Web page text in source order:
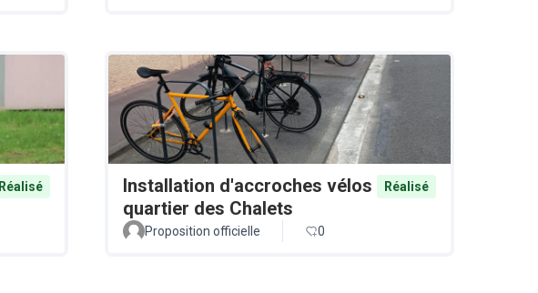
Réalisé
Installation d'accroches vélos
quartier des Chalets
Réalisé
Proposition officielle 0